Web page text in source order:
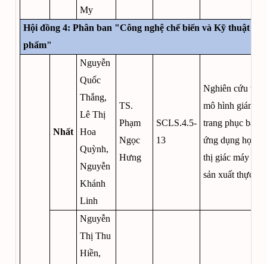
My
Hội đồng 4: Phân ban "Công nghệ chế biến và Kỹ thuật
phẩm"
Nhất
Nguyễn
Quốc
Thắng,
Lê Thị
Hoa
Quỳnh,
Nguyễn
Khánh
Linh
TS.
Phạm
Ngọc
Hưng
SCLS.4.5-
13
Nghiên cứu
mô hình giám sát
trang phục bảo
ứng dụng học
thị giác máy
sản xuất thực
Nguyễn
Thị Thu
Hiền,